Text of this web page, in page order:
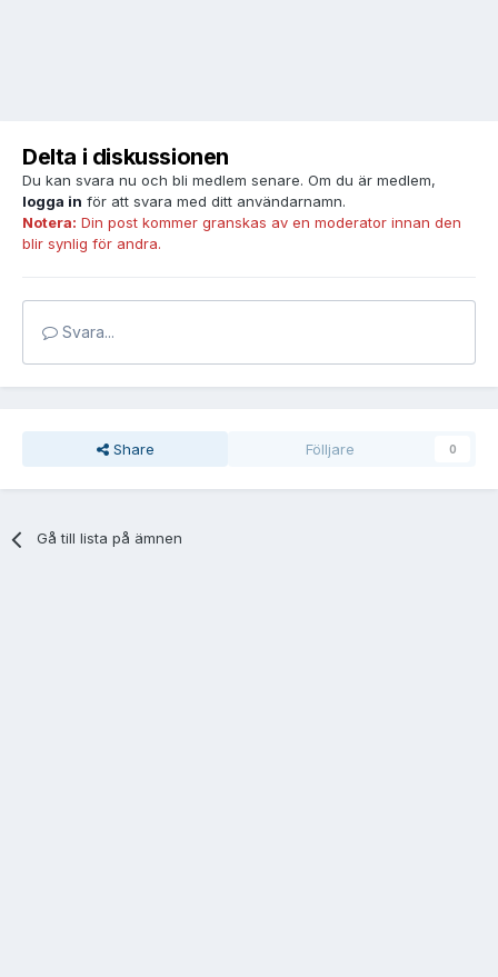
Delta i diskussionen
Du kan svara nu och bli medlem senare. Om du är medlem,
logga in för att svara med ditt användarnamn.
Notera: Din post kommer granskas av en moderator innan den
blir synlig för andra.
Svara...
Share Fölljare 0
Gå till lista på ämnen